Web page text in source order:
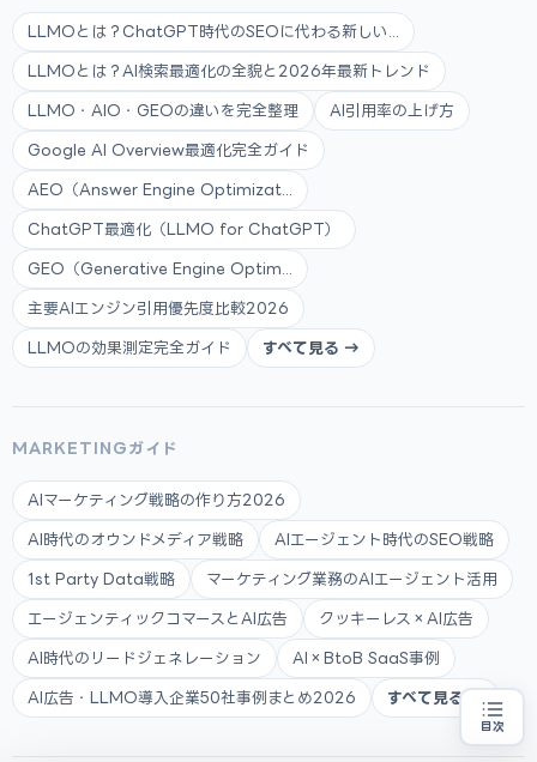
目次
お近くの専門家を探す
LLMOとは？ChatGPT時代のSEOに代わる新しい...
LLMOとは？AI検索最適化の全貌と2026年最新トレンド
LLMO・AIO・GEOの違いを完全整理 AI引用率の上げ方
Google AI Overview最適化完全ガイド
AEO（Answer Engine Optimizat...
ChatGPT最適化（LLMO for ChatGPT）
GEO（Generative Engine Optim...
主要AIエンジン引用優先度比較2026
LLMOの効果測定完全ガイド すべて見る →
MARKETINGガイド
AIマーケティング戦略の作り方2026
AI時代のオウンドメディア戦略 AIエージェント時代のSEO戦略
1st Party Data戦略 マーケティング業務のAIエージェント活用
エージェンティックコマースとAI広告 クッキーレス×AI広告
AI時代のリードジェネレーション AI×BtoB SaaS事例
AI広告・LLMO導入企業50社事例まとめ2026 すべて見る →